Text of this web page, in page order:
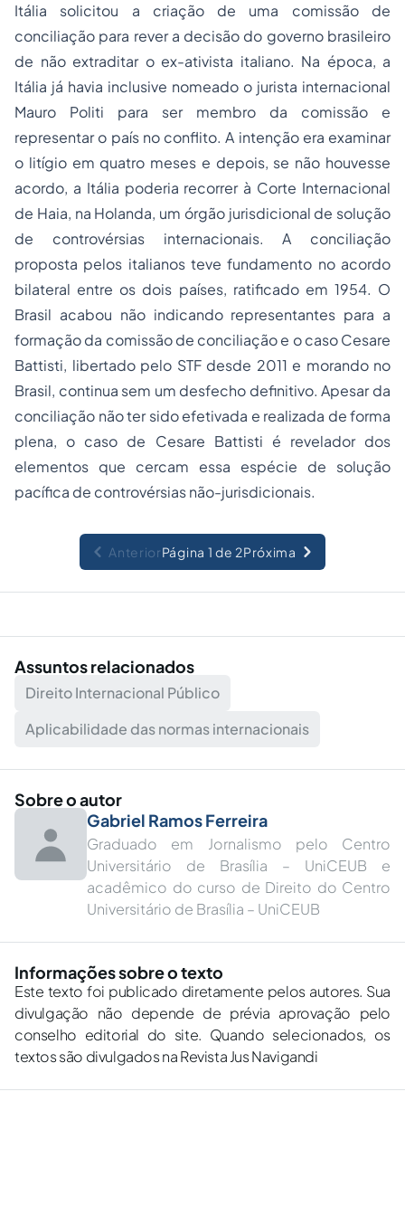
Itália solicitou a criação de uma comissão de
conciliação para rever a decisão do governo brasileiro
de não extraditar o ex-ativista italiano. Na época, a
Itália já havia inclusive nomeado o jurista internacional
Mauro Politi para ser membro da comissão e
representar o país no conflito. A intenção era examinar
o litígio em quatro meses e depois, se não houvesse
acordo, a Itália poderia recorrer à Corte Internacional
de Haia, na Holanda, um órgão jurisdicional de solução
de controvérsias internacionais. A conciliação
proposta pelos italianos teve fundamento no acordo
bilateral entre os dois países, ratificado em 1954. O
Brasil acabou não indicando representantes para a
formação da comissão de conciliação e o caso Cesare
Battisti, libertado pelo STF desde 2011 e morando no
Brasil, continua sem um desfecho definitivo. Apesar da
conciliação não ter sido efetivada e realizada de forma
plena, o caso de Cesare Battisti é revelador dos
elementos que cercam essa espécie de solução
pacífica de controvérsias não-jurisdicionais.
AnteriorPágina 1 de 2Próxima
Assuntos relacionados
Direito Internacional Público
Aplicabilidade das normas internacionais
Sobre o autor
Gabriel Ramos Ferreira
Graduado em Jornalismo pelo Centro
Universitário de Brasília – UniCEUB e
acadêmico do curso de Direito do Centro
Universitário de Brasília – UniCEUB
Informações sobre o texto
Este texto foi publicado diretamente pelos autores. Sua
divulgação não depende de prévia aprovação pelo
conselho editorial do site. Quando selecionados, os
textos são divulgados na Revista Jus Navigandi